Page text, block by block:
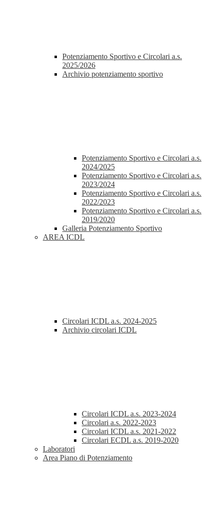
Potenziamento Sportivo e Circolari a.s.
2025/2026
Archivio potenziamento sportivo
Potenziamento Sportivo e Circolari a.s.
2024/2025
Potenziamento Sportivo e Circolari a.s.
2023/2024
Potenziamento Sportivo e Circolari a.s.
2022/2023
Potenziamento Sportivo e Circolari a.s.
2019/2020
Galleria Potenziamento Sportivo
AREA ICDL
Circolari ICDL a.s. 2024-2025
Archivio circolari ICDL
Circolari ICDL a.s. 2023-2024
Circolari a.s. 2022-2023
Circolari ICDL a.s. 2021-2022
Circolari ECDL a.s. 2019-2020
Laboratori
Area Piano di Potenziamento